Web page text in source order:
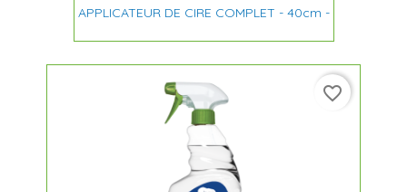
APPLICATEUR DE CIRE COMPLET - 40cm -
favorite_border